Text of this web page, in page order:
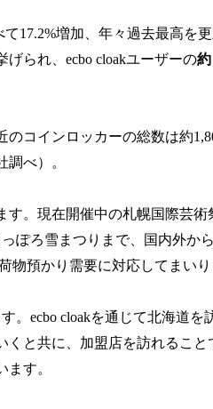
て17.2%増加、年々過去最高を
げられ、ecbo cloakユーザーの
コインロッカーの総数は約
調べ）。
。現在開催中の札幌国際芸術
ぽろ雪まつりまで、国内外か
物預かり需要に対応してまいり
。ecbo cloakを通じて北海道
と共に、加盟店を訪れるこ
す。